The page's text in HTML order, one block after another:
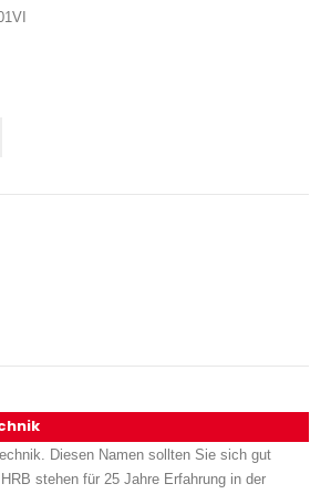
Diesen Namen sollten Sie sich gut
stehen für 25 Jahre Erfahrung in der